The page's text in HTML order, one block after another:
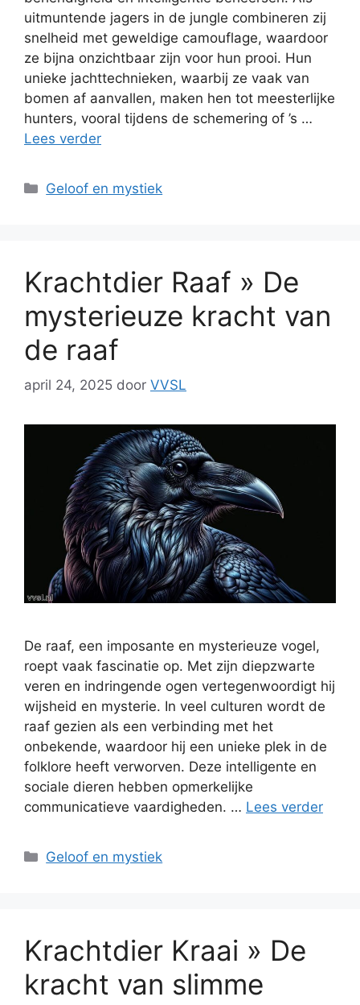
uitmuntende jagers in de jungle combineren zij
snelheid met geweldige camouflage, waardoor
ze bijna onzichtbaar zijn voor hun prooi. Hun
unieke jachttechnieken, waarbij ze vaak van
bomen af aanvallen, maken hen tot meesterlijke
hunters, vooral tijdens de schemering of ’s …
Lees verder
Categorieën
Geloof en mystiek
Krachtdier Raaf » De
mysterieuze kracht van
de raaf
april 24, 2025 door VVSL
De raaf, een imposante en mysterieuze vogel,
roept vaak fascinatie op. Met zijn diepzwarte
veren en indringende ogen vertegenwoordigt hij
wijsheid en mysterie. In veel culturen wordt de
raaf gezien als een verbinding met het
onbekende, waardoor hij een unieke plek in de
folklore heeft verworven. Deze intelligente en
sociale dieren hebben opmerkelijke
communicatieve vaardigheden. … Lees verder
Categorieën
Geloof en mystiek
Krachtdier Kraai » De
kracht van slimme